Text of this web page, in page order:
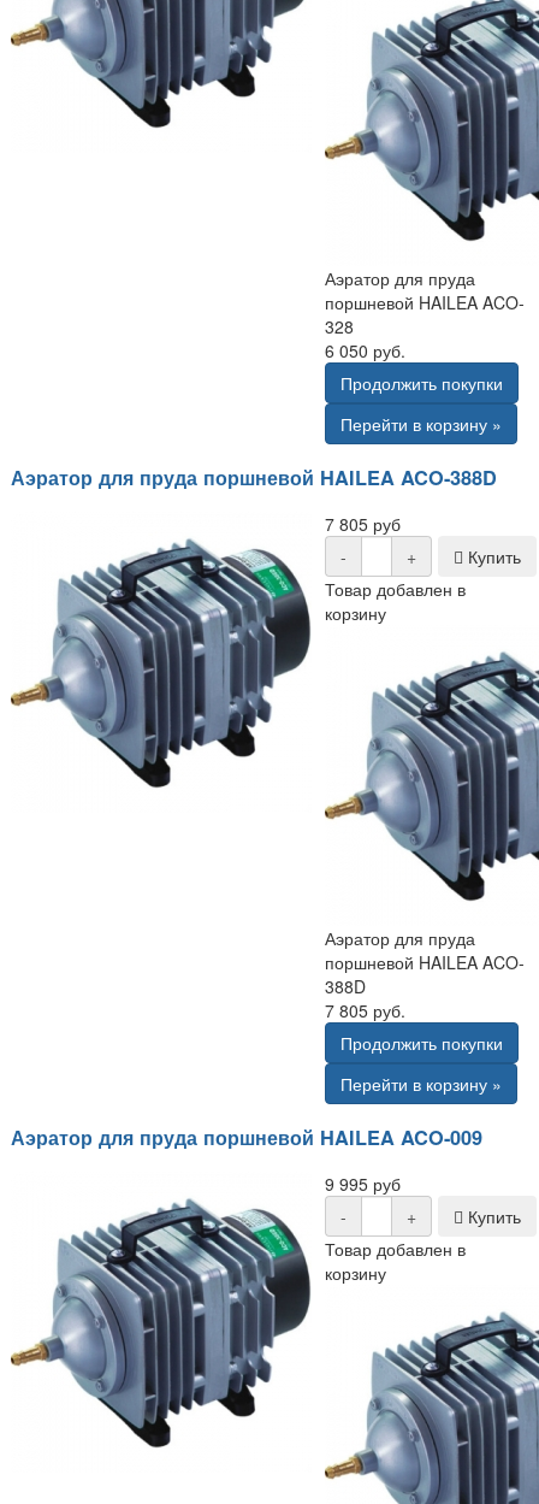
Аэратор для пруда
поршневой HAILEA ACO-
328
6 050 руб.
Продолжить покупки
Перейти в корзину »
Аэратор для пруда поршневой HAILEA ACO-388D
7 805 руб
-
+
Купить
Товар добавлен в
корзину
Аэратор для пруда
поршневой HAILEA ACO-
388D
7 805 руб.
Продолжить покупки
Перейти в корзину »
Аэратор для пруда поршневой HAILEA ACO-009
9 995 руб
-
+
Купить
Товар добавлен в
корзину